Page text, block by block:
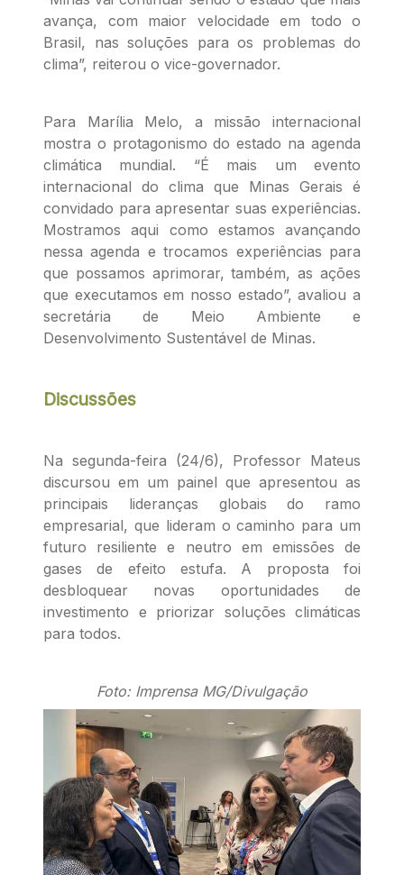
avança, com maior velocidade em todo o
Brasil, nas soluções para os problemas do
clima”, reiterou o vice-governador.
Para Marília Melo, a missão internacional
mostra o protagonismo do estado na agenda
climática mundial. “É mais um evento
internacional do clima que Minas Gerais é
convidado para apresentar suas experiências.
Mostramos aqui como estamos avançando
nessa agenda e trocamos experiências para
que possamos aprimorar, também, as ações
que executamos em nosso estado”, avaliou a
secretária de Meio Ambiente e
Desenvolvimento Sustentável de Minas.
Discussões
Na segunda-feira (24/6), Professor Mateus
discursou em um painel que apresentou as
principais lideranças globais do ramo
empresarial, que lideram o caminho para um
futuro resiliente e neutro em emissões de
gases de efeito estufa. A proposta foi
desbloquear novas oportunidades de
investimento e priorizar soluções climáticas
para todos.
Foto: Imprensa MG/Divulgação